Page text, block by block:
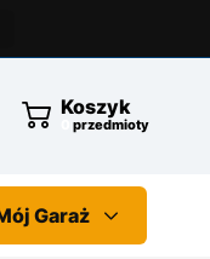
Koszyk
przedmioty
Garaż